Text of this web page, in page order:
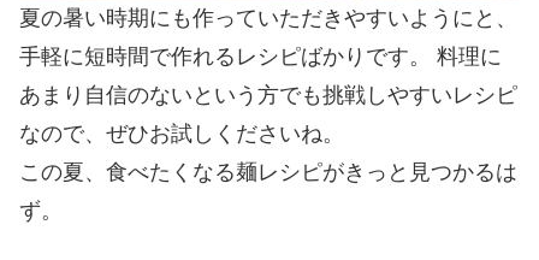
夏の暑い時期にも作っていただきやすいようにと、
手軽に短時間で作れるレシピばかりです。 料理に
あまり自信のないという方でも挑戦しやすいレシピ
なので、ぜひお試しくださいね。
この夏、食べたくなる麺レシピがきっと見つかるは
ず。